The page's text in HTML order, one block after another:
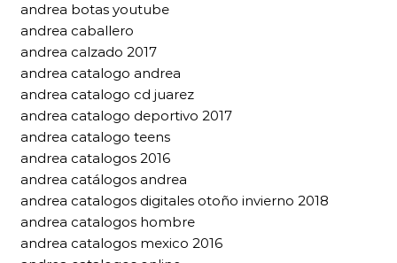
andrea botas youtube
andrea caballero
andrea calzado 2017
andrea catalogo andrea
andrea catalogo cd juarez
andrea catalogo deportivo 2017
andrea catalogo teens
andrea catalogos 2016
andrea catálogos andrea
andrea catalogos digitales otoño invierno 2018
andrea catalogos hombre
andrea catalogos mexico 2016